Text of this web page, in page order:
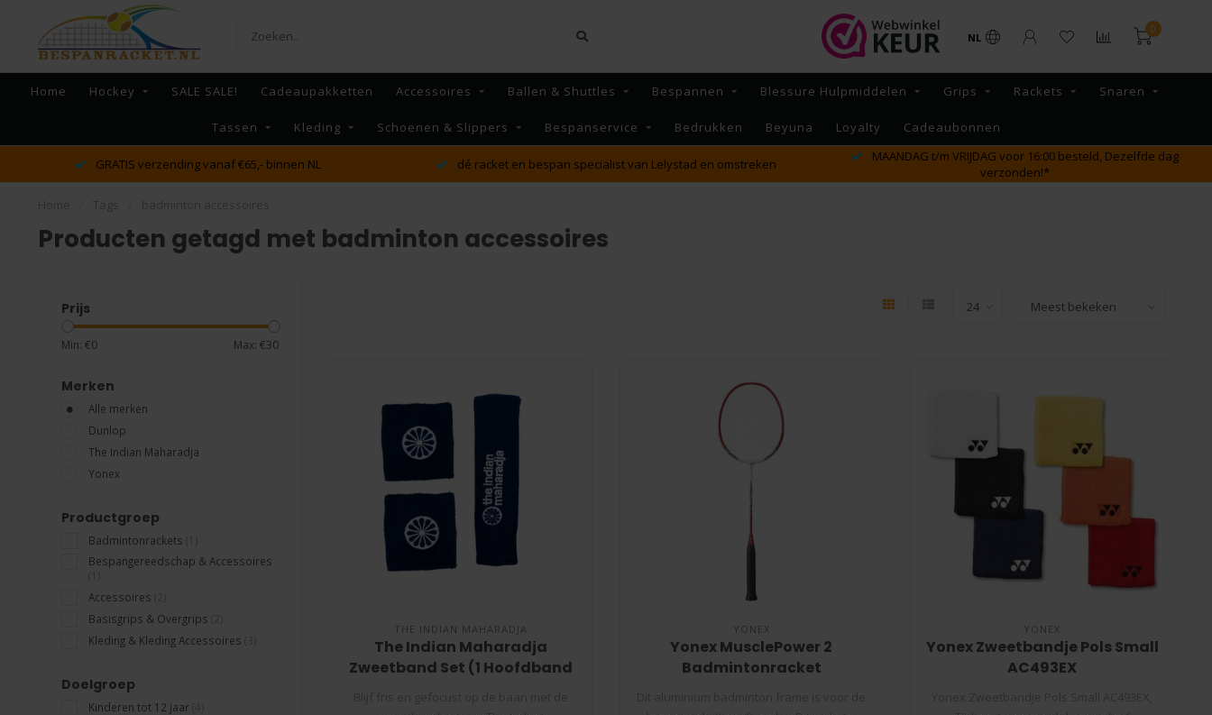
NL
0
Home Hockey SALE SALE! Cadeaupakketten Accessoires Ballen & Shuttles Bespannen Blessure Hulpmiddelen Grips Rackets Snaren
Tassen Kleding Schoenen & Slippers Bespanservice Bedrukken Beyuna Loyalty Cadeaubonnen
GRATIS verzending vanaf €65,- binnen NL dé racket en bespan specialist van Lelystad en omstreken
MAANDAG t/m VRIJDAG voor 16:00 besteld, Dezelfde dag
verzonden!*
Producten getagd met badminton accessoires
Prijs
Min: €0 Max: €30
Merken
Alle merken
Dunlop
The Indian Maharadja
Yonex
Productgroep
Badmintonrackets
Bespangereedschap & Accessoires
Accessoires
Basisgrips & Overgrips
Kleding & Kleding Accessoires
Doelgroep
Kinderen tot 12 jaar
THE INDIAN MAHARADJA
The Indian Maharadja
Zweetband Set (1 Hoofdband
YONEX
Yonex MusclePower 2
Badmintonracket
YONEX
Yonex Zweetbandje Pols Small
AC493EX